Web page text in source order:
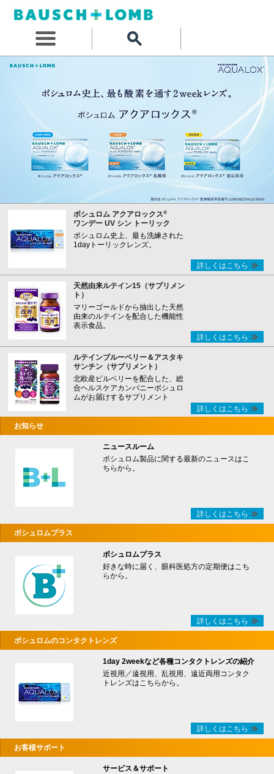
ボシュロム アクアロックス®
ワンデー UV シン トーリック
ボシュロム史上、最も洗練された
1dayトーリックレンズ。
詳しくはこちら
天然由来ルテイン15（サプリメン
ト）
マリーゴールドから抽出した天然
由来のルテインを配合した機能性
表示食品。
詳しくはこちら
ルテインブルーベリー＆アスタキ
サンチン（サプリメント）
北欧産ビルベリーを配合した、総
合ヘルスケアカンパニーボシュロ
ムがお届けするサプリメント
詳しくはこちら
お知らせ
ニュースルーム
ボシュロム製品に関する最新のニュースはこ
ちらから。
詳しくはこちら
ボシュロムプラス
ボシュロムプラス
好きな時に届く、眼科医処方の定期便はこち
らから。
詳しくはこちら
ボシュロムのコンタクトレンズ
1day 2weekなど各種コンタクトレンズの紹介
近視用／遠視用、乱視用、遠近両用コンタク
トレンズはこちらから。
詳しくはこちら
お客様サポート
サービス＆サポート